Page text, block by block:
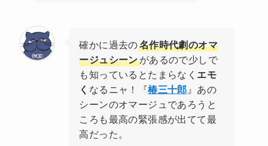
確かに過去の名作時代劇のオマ
ージュシーンがあるので少しで
も知っているとたまらなく エモ
く なるニャ！『椿三十郎 』あの
シーンのオマージュであろうと
ころも最高の緊張感が出てて最
高だった。